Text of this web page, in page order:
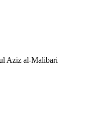
Aziz al-Malibari